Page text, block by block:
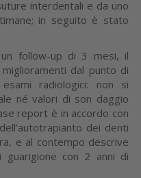
interdentali e da uno
in seguito è stato
follow-up di 3 mesi, il
dal punto di
radio­logici: non si
né valori di son­ daggio
report è in accordo con
dei denti
e al contempo descrive
con 2 anni di